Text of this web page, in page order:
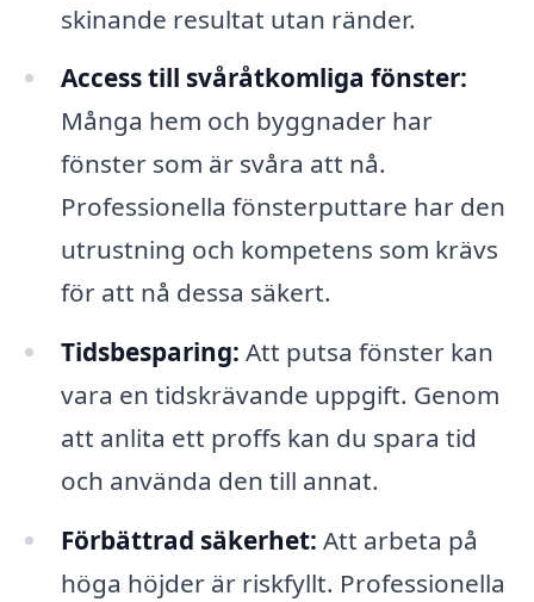
skinande resultat utan ränder.
Access till svåråtkomliga fönster:
Många hem och byggnader har
fönster som är svåra att nå.
Professionella fönsterputtare har den
utrustning och kompetens som krävs
för att nå dessa säkert.
Tidsbesparing: Att putsa fönster kan
vara en tidskrävande uppgift. Genom
att anlita ett proffs kan du spara tid
och använda den till annat.
Förbättrad säkerhet: Att arbeta på
höga höjder är riskfyllt. Professionella